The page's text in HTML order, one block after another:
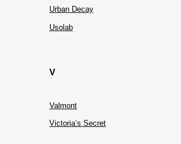
Urban Decay
Usolab
Valmont
V
Victoria’s Secret